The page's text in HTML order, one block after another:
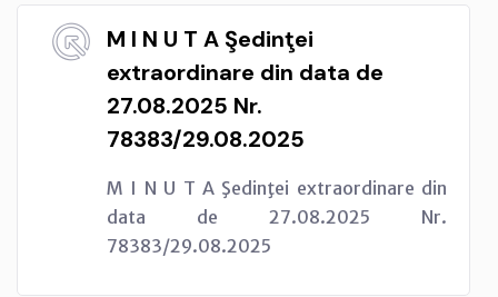
M I N U T A Şedinţei
extraordinare din data de
27.08.2025 Nr.
78383/29.08.2025
M I N U T A Şedinţei extraordinare din
data de 27.08.2025 Nr.
78383/29.08.2025